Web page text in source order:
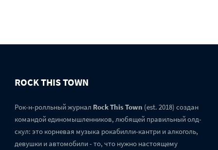
ROCK THIS TOWN
Рок-н-ролльный журнал Rock This Town (est. 2018) создан
командой единомышленников, любящей правильный олд-
скул: это корневая музыка рокабилли-кантри и алкоголь,
девушки и автомобили - то, что нужно настоящему